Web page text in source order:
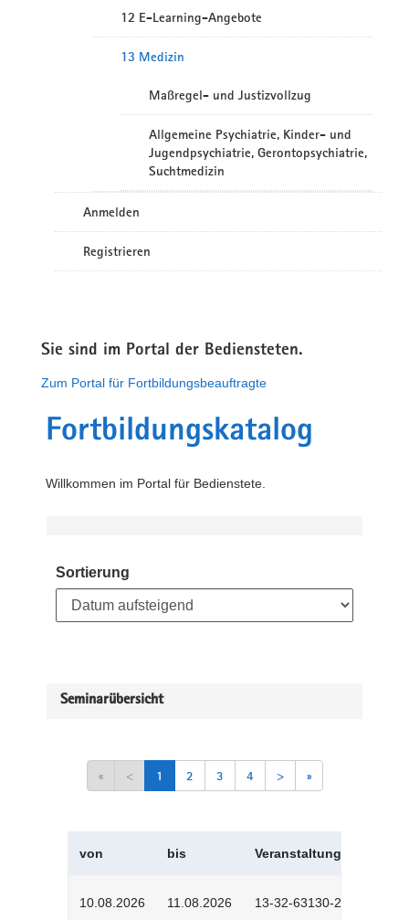
12 E-Learning-Angebote
13 Medizin
Maßregel- und Justizvollzug
Allgemeine Psychiatrie, Kinder- und
Jugendpsychiatrie, Gerontopsychiatrie,
Suchtmedizin
Anmelden
Registrieren
Sie sind im Portal der Bediensteten.
Zum Portal für Fortbildungsbeauftragte
Fortbildungskatalog
Willkommen im Portal für Bedienstete.
Sortierung
Seminarübersicht
« < 1 2 3 4 > »
von bis Veranstaltungskürzel
10.08.2026 11.08.2026 13-32-63130-2601